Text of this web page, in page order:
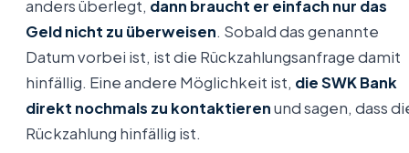
anders überlegt, dann braucht er einfach nur das
Geld nicht zu überweisen. Sobald das genannte
Datum vorbei ist, ist die Rückzahlungsanfrage damit
hinfällig. Eine andere Möglichkeit ist, die SWK Bank
direkt nochmals zu kontaktierenund sagen, dass
Rückzahlung hinfällig ist.